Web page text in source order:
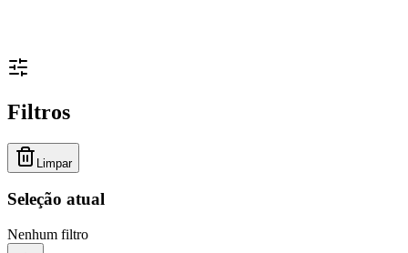
Filtros
Limpar
Seleção atual
Nenhum filtro